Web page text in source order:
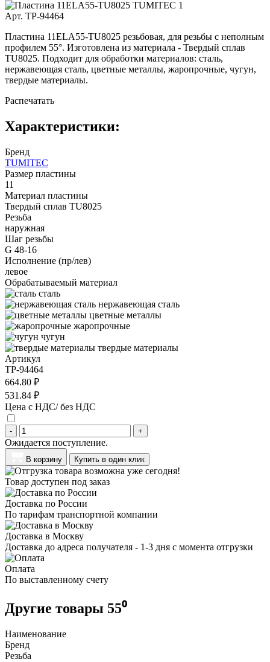
Арт. TP-94464
Пластина 11ELA55-TU8025 резьбовая, для резьбы с неполным
профилем 55°. Изготовлена из материала - Твердый сплав
TU8025. Подходит для обработки материалов: сталь,
нержавеющая сталь, цветные металлы, жаропрочные, чугун,
твердые материалы.
Распечатать
Характеристики:
Бренд
TUMITEC
Размер пластины
11
Материал пластины
Твердый сплав TU8025
Резьба
наружная
Шаг резьбы
G 48-16
Исполнение (пр/лев)
левое
Обрабатываемый материал
сталь
нержавеющая сталь
цветные металлы
жаропрочные
чугун
твердые материалы
Артикул
TP-94464
664.80 ₽
531.84 ₽
Цена с НДС/ без НДС
- +
Ожидается поступление.
В корзину Купить в один клик
Товар доступен под заказ
Доставка по России
По тарифам транспортной компании
Доставка в Москву
Доставка до адреса получателя - 1-3 дня с момента отгрузки
Оплата
По выставленному счету
Другие товары 55⁰
Наименование
Бренд
Резьба